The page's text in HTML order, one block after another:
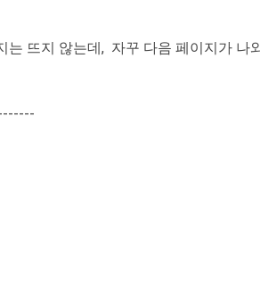
뜨지 않는데, 자꾸 다음 페이지가 나